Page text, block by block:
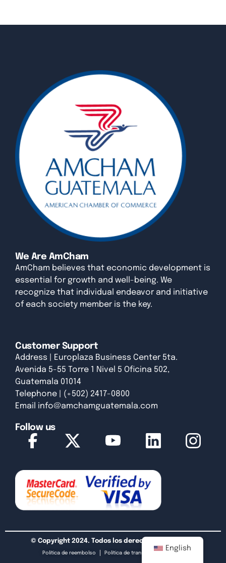
We Are AmCham
AmCham believes that economic development is
essential for growth and well-being. We
recognize that individual endeavor and initiative
of each society member is the key.
Customer Support
Address | Europlaza Business Center 5ta.
Avenida 5-55 Torre 1 Nivel 5 Oficina 502,
Guatemala 01014
Telephone | (+502) 2417-0800
Email info@amchamguatemala.com
Follow us
© Copyright 2024. Todos los derechos reservados.
Política de reembolso Política de transmisión de datos
English